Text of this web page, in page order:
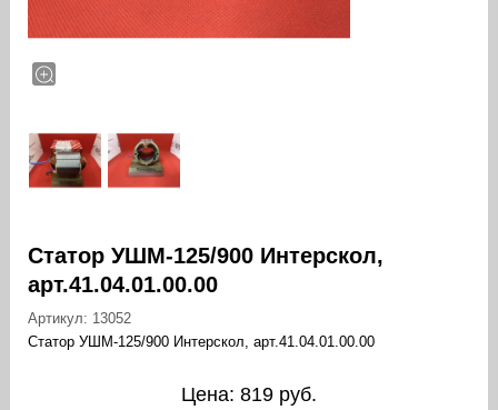
Статор УШМ-125/900 Интерскол,
арт.41.04.01.00.00
Артикул: 13052
Статор УШМ-125/900 Интерскол, арт.41.04.01.00.00
Цена: 819 руб.